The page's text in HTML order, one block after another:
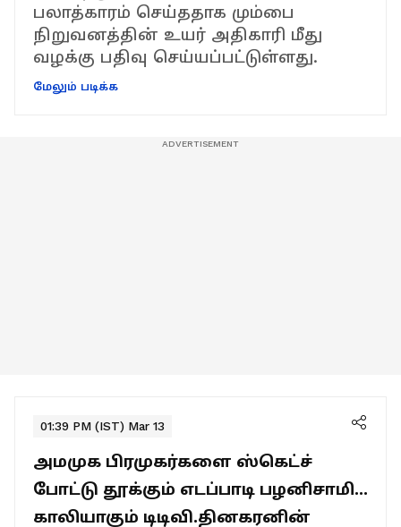
பலாத்காரம் செய்ததாக மும்பை
நிறுவனத்தின் உயர் அதிகாரி மீது
வழக்கு பதிவு செய்யப்பட்டுள்ளது.
மேலும் படிக்க
01:39 PM (IST) Mar 13
அமமுக பிரமுகர்களை ஸ்கெட்ச்
போட்டு தூக்கும் எடப்பாடி பழனிசாமி...
காலியாகும் டிடிவி.தினகரனின்